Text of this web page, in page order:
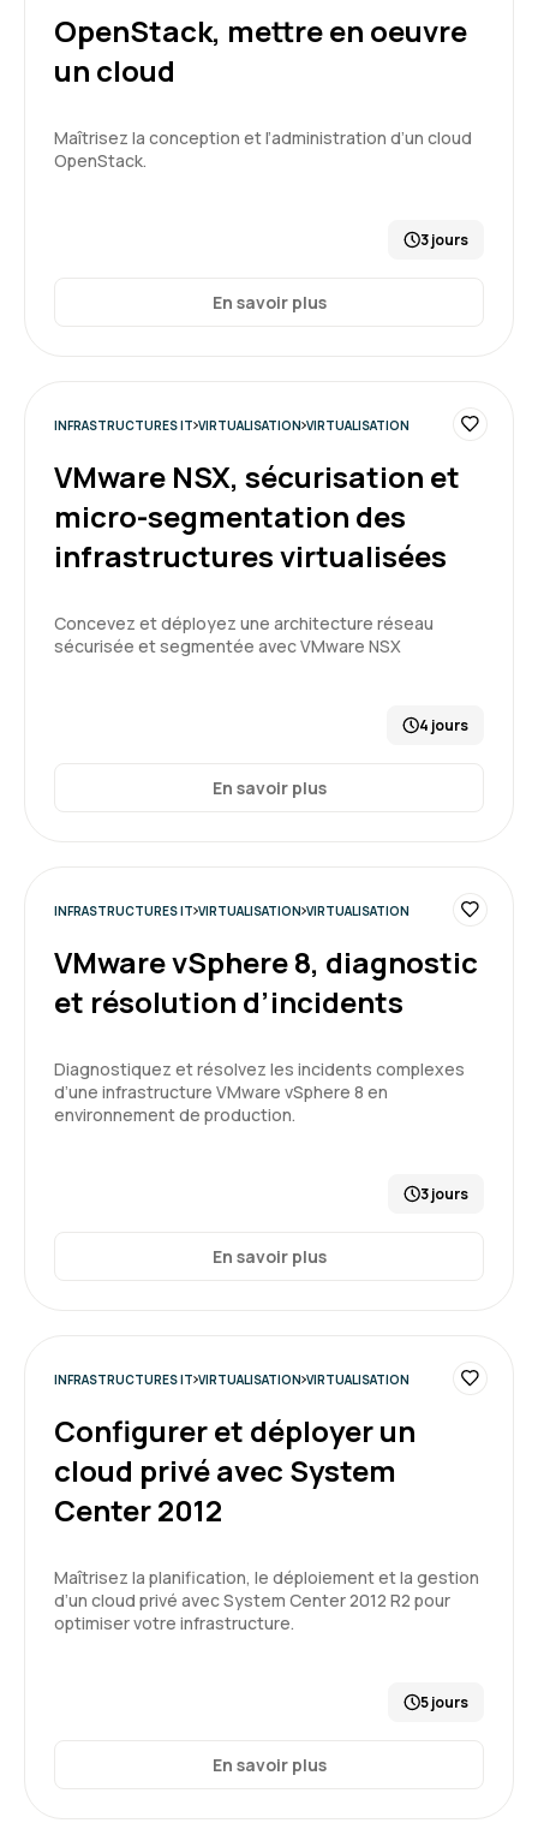
Samuel F. Le 10/07/2026
5
Formation : Docker - Créer et administrer vos
bien, le portail est complet et facile d'usage
Formation : Docker - Créer et administrer vos
conteneurs virtuels d'applications
OpenStack, mettre en oeuvre
un cloud
Maîtrisez la conception et l’administration d’un cloud
OpenStack.
3 jours
En savoir plus
INFRASTRUCTURES IT VIRTUALISATION VIRTUALISATION
VMware NSX, sécurisation et
micro-segmentation des
infrastructures virtualisées
Concevez et déployez une architecture réseau
sécurisée et segmentée avec VMware NSX
4 jours
En savoir plus
INFRASTRUCTURES IT VIRTUALISATION VIRTUALISATION
VMware vSphere 8, diagnostic
et résolution d’incidents
Diagnostiquez et résolvez les incidents complexes
d’une infrastructure VMware vSphere 8 en
environnement de production.
3 jours
En savoir plus
INFRASTRUCTURES IT VIRTUALISATION VIRTUALISATION
Configurer et déployer un
cloud privé avec System
Center 2012
Maîtrisez la planification, le déploiement et la gestion
d’un cloud privé avec System Center 2012 R2 pour
optimiser votre infrastructure.
5 jours
En savoir plus